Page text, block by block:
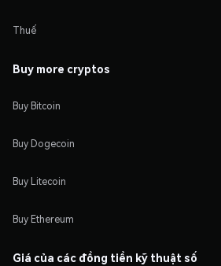
Thuế
Buy more cryptos
Buy Bitcoin
Buy Dogecoin
Buy Litecoin
Buy Ethereum
Giá của các đồng tiền kỹ thuật số